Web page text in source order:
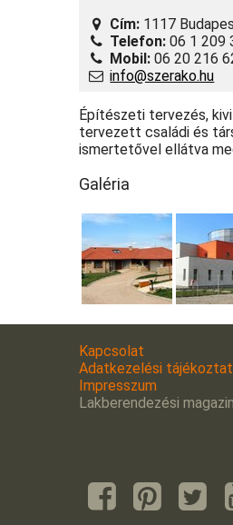
Cím: 1117
Telefon: 06 1 209
Mobil: 06 20 216
info@szerako.hu
Építészeti tervezés,
tervezett családi és
ismertetővel ellátva
Galéria
Kapcsolat
Adatkezelési
Impresszum
Lakberendezési magazin